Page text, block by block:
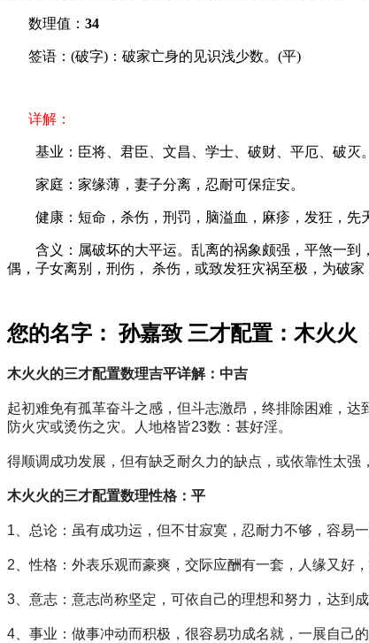
数理值： 34
签语：(破字)：破家亡身的见识浅少数。(平)
详解：
基业：臣将、君臣、文昌、学士、破财、平厄、破灭。
家庭：家缘薄，妻子分离，忍耐可保症安。
健康：短命，杀伤，刑罚，脑溢血，麻疹，发狂，先
含义：属破坏的大平运。乱离的祸象颇强，平煞一到
偶，子女离别，刑伤， 杀伤，或致发狂灾祸至极，为破家
您的名字： 孙嘉致 三才配置：木火火
木火火的三才配置数理吉平详解：中吉
起初难免有孤革奋斗之感，但斗志激昂，终排除困难，
防火灾或烫伤之灾。人地格皆23数：甚好淫。
得顺调成功发展，但有缺乏耐久力的缺点，或依靠性太强
木火火的三才配置数理性格：平
1、总论：虽有成功运，但不甘寂寞，忍耐力不够，容易
2、性格：外表乐观而豪爽，交际应酬有一套，人缘又好
3、意志：意志尚称坚定，可依自己的理想和努力，达到
4、事业：做事冲动而积极，很容易功成名就，一展自己的